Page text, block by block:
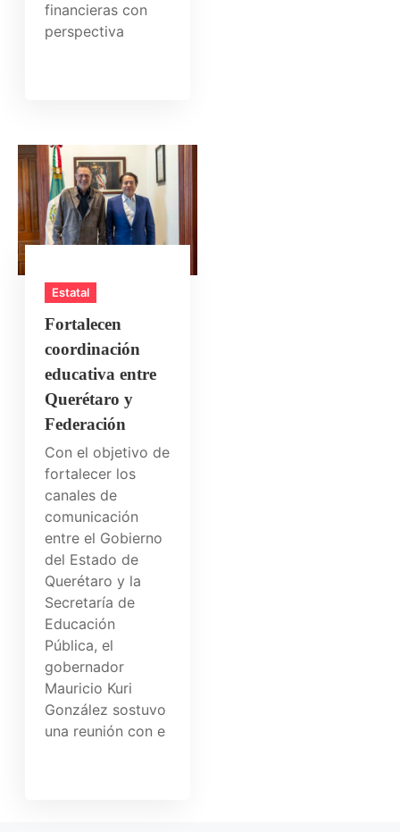
financieras con
perspectiva
Estatal
Fortalecen
coordinación
educativa entre
Querétaro y
Federación
Con el objetivo de
fortalecer los
canales de
comunicación
entre el Gobierno
del Estado de
Querétaro y la
Secretaría de
Educación
Pública, el
gobernador
Mauricio Kuri
González sostuvo
una reunión con e